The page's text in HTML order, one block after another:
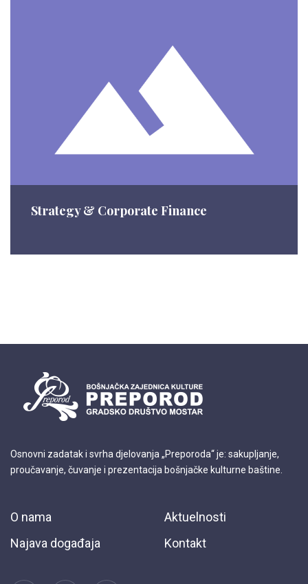
Strategy & Corporate Finance
Osnovni zadatak i svrha djelovanja „Preporoda“ je: sakupljanje,
proučavanje, čuvanje i prezentacija bošnjačke kulturne baštine.
O nama
Aktuelnosti
Najava događaja
Kontakt